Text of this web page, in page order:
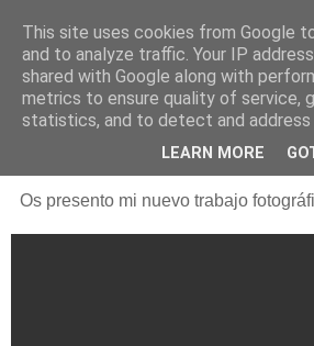
Está de pinga
25/9/10
29 de Septiembre
Os presento mi nuevo trabajo
This site uses cookies from Google
and to analyze traffic. Your IP
shared with Google along with
metrics to ensure quality of service,
statistics, and to detect and address
LEARN MORE